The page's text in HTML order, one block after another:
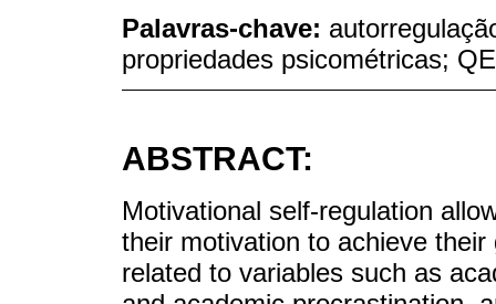
Palavras-chave:
propriedades psicométricas;
ABSTRACT:
Motivational self-regulation
their motivation to achieve
related to variables such as